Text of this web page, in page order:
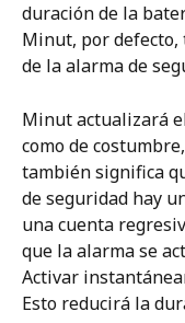
duración de la
Minut, por
de la alarma de
Minut actualizará
como de
también significa
de seguridad hay
una cuenta
que la alarma se
Activar
Esto reducirá la